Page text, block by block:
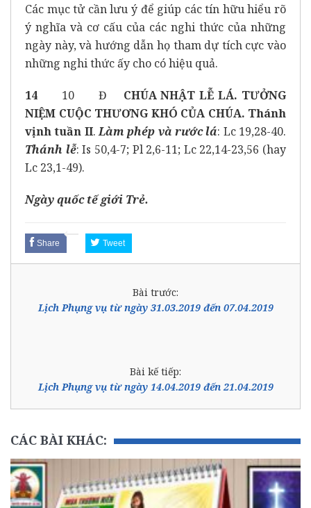
Các mục tử cần lưu ý để giúp các tín hữu hiểu rõ
ý nghĩa và cơ cấu của các nghi thức của những
ngày này, và hướng dẫn họ tham dự tích cực vào
những nghi thức ấy cho có hiệu quả.
14 10 Đ CHÚA NHẬTLỄ LÁ. TƯỞNG
NIỆM CUỘC THƯƠNG KHÓ CỦA CHÚA. Thánh
vịnh tuần II.Làm phép và rước lá: Lc 19,28-40.
Thánh lễ: Is 50,4-7; Pl 2,6-11; Lc 22,14-23,56 (hay
Lc 23,1-49).
Ngày quốc tế giới Trẻ.
Share Tweet
Bài trước:
Lịch Phụng vụ từ ngày 31.03.2019 đến 07.04.2019
Bài kế tiếp:
Lịch Phụng vụ từ ngày 14.04.2019 đến 21.04.2019
CÁC BÀI KHÁC: